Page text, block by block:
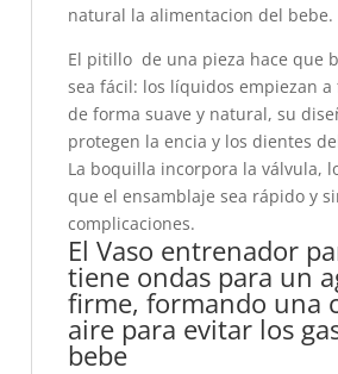
natural la alimentacion del bebe.
El pitillo de una pieza hace que
sea fácil: los líquidos empiezan
de forma suave y natural, su
protegen la encia y los dientes
La boquilla incorpora la válvula,
que el ensamblaje sea rápido y
complicaciones.
El Vaso entrenador
tiene ondas para un
firme, formando una
aire para evitar los
bebe